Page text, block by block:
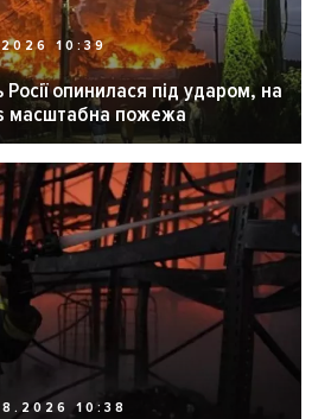
10:39
опинилася під ударом, на
масштабна пожежа
10:38